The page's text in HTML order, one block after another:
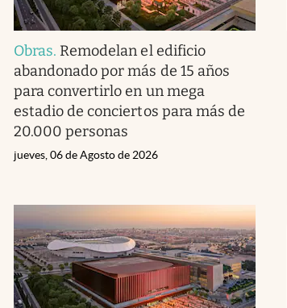
Obras. Remodelan el edificio
abandonado por más de 15 años
para convertirlo en un mega
estadio de conciertos para más de
20.000 personas
jueves, 06 de Agosto de 2026